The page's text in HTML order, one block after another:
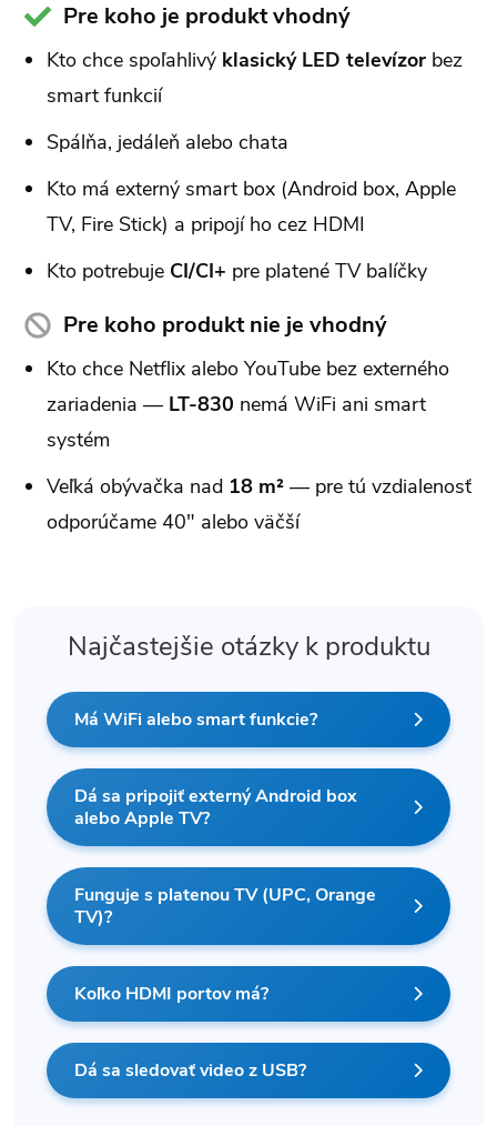
Pre koho je produkt vhodný
Kto chce spoľahlivý klasický LED televízor bez
smart funkcií
Spálňa, jedáleň alebo chata
Kto má externý smart box (Android box, Apple
TV, Fire Stick) a pripojí ho cez HDMI
Kto potrebuje CI/CI+ pre platené TV balíčky
Pre koho produkt nie je vhodný
Kto chce Netflix alebo YouTube bez externého
zariadenia — LT-830 nemá WiFi ani smart
systém
Veľká obývačka nad 18 m² — pre tú vzdialenosť
odporúčame 40" alebo väčší
Najčastejšie otázky k produktu
Má WiFi alebo smart funkcie?
Dá sa pripojiť externý Android box
alebo Apple TV?
Funguje s platenou TV (UPC, Orange
TV)?
Koľko HDMI portov má?
Dá sa sledovať video z USB?